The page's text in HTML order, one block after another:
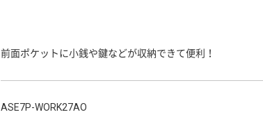
前面ポケットに小銭や鍵などが収納できて便利！
ASE7P-WORK27AO